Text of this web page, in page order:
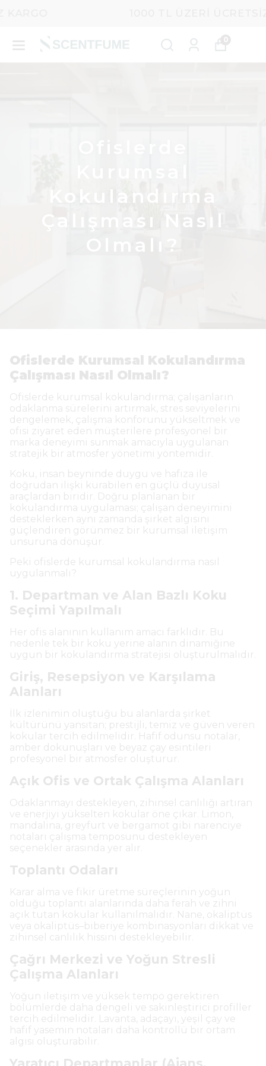
0
Kokulandırma
Çalışması Nasıl
Ofislerde Kurumsal Kokulandırma
Çalışması Nasıl Olmalı?
Ofislerde kurumsal kokulandırma; çalışanların
odaklanma sürelerini artırmak, stres seviyelerini
dengelemek, çalışma konforunu yükseltmek ve
ofisi ziyaret eden müşterilere profesyonel bir
marka deneyimi sunmak amacıyla uygulanan
stratejik bir atmosfer yönetimi yöntemidir.
Koku, insan beyninde duygu ve hafıza ile
doğrudan ilişki kurabilen en güçlü duyusal
araçlardan biridir. Doğru planlanan bir
kokulandırma uygulaması; çalışan deneyimini
desteklerken aynı zamanda şirket algısını
güçlendiren görünmez bir kurumsal iletişim
unsuruna dönüşür.
Peki ofislerde kurumsal kokulandırma nasıl
uygulanmalı?
1. Departman ve Alan Bazlı Koku
Seçimi Yapılmalı
Her ofis alanının kullanım amacı farklıdır. Bu
nedenle tek bir koku yerine alanın dinamiğine
uygun bir kokulandırma stratejisi oluşturulmalıdır.
Giriş, Resepsiyon ve Karşılama
Alanları
İlk izlenimin oluştuğu bu alanlarda şirket
kültürünü yansıtan; prestijli, temiz ve güven veren
kokular tercih edilmelidir. Hafif odunsu notalar,
amber dokunuşları ve beyaz çay esintileri
profesyonel bir atmosfer oluşturur.
Açık Ofis ve Ortak Çalışma Alanları
Odaklanmayı destekleyen, zihinsel canlılığı artıran
ve enerjiyi yükselten kokular öne çıkar. Limon,
mandalina, greyfurt ve bergamot gibi narenciye
notaları çalışma temposunu destekleyen
seçenekler arasında yer alır.
Toplantı Odaları
Karar alma ve fikir üretme süreçlerinin yoğun
olduğu toplantı alanlarında daha ferah ve zihni
açık tutan kokular kullanılmalıdır. Nane, okaliptüs
veya okaliptüs–biberiye kombinasyonları dikkat ve
zihinsel canlılık hissini destekleyebilir.
Çağrı Merkezi ve Yoğun Stresli
Çalışma Alanları
Yoğun iletişim ve yüksek tempo gerektiren
bölümlerde daha dengeli ve sakinleştirici profiller
tercih edilmelidir. Lavanta, adaçayı, yeşil çay ve
hafif yasemin notaları daha kontrollü bir ortam
algısı oluşturabilir.